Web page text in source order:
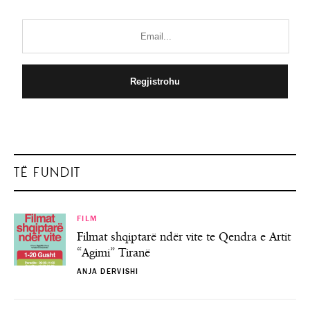
TË FUNDIT
FILM
Filmat shqiptarë ndër vite te Qendra e Artit
“Agimi” Tiranë
ANJA DERVISHI